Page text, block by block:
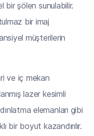
bir şölen sunulabilir.
bir imaj
müşterilerin
ve iç mekan
lazer kesimli
elemanları gibi
bir boyut kazandırılır.